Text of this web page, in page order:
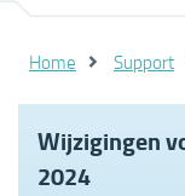
Home Support
Wijzigingen
2024